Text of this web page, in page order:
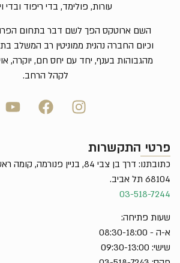
פרטי התקשרות
68104 תל אביב.
03-518-7244
שעות פתיחה:
א-ה - 08:30-18:00
שישי: 09:30-13:00
עורות, פולימד, בדי ריפוד ובדי
השם ארוטקס הפך לשם דבר בתחום
וכיום החברה נהנית ממוניטין רב המשלב
מהגבוהות בענף, יחד עם יחס חם, יוקרה,
לקהל הרחב.